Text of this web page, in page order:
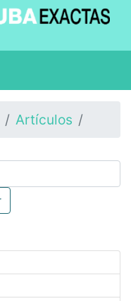
Artículos